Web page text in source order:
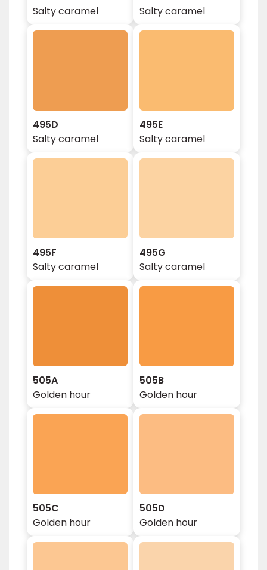
Salty caramel
Salty caramel
495D
Salty caramel
495E
Salty caramel
495F
Salty caramel
495G
Salty caramel
505A
Golden hour
505B
Golden hour
505C
Golden hour
505D
Golden hour